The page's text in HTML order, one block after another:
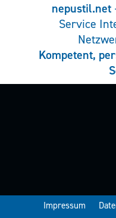
nepustil.net
Service
Kompetent,
Impressum